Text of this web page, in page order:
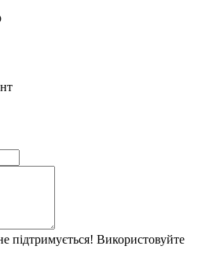
підтримується! Використовуйте